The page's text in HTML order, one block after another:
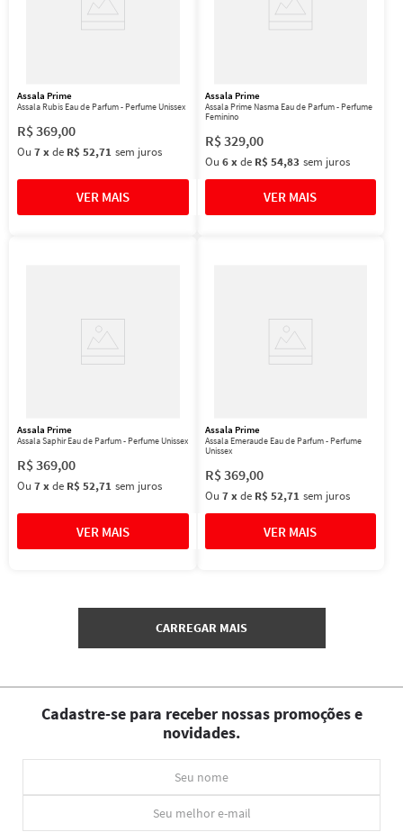
Assala Prime
Assala Rubis Eau de Parfum - Perfume Unissex
R$369,00
Ou 7xde R$ 52,71 sem juros
Assala Prime
Assala Prime Nasma Eau de Parfum - Perfume
Feminino
R$329,00
Ou 6 xde R$ 54,83 sem juros
Assala Prime
Assala Saphir Eau de Parfum - Perfume Unissex
R$369,00
Ou 7xde R$ 52,71 sem juros
Assala Prime
Assala Emeraude Eau de Parfum - Perfume
Unissex
R$369,00
Ou 7 xde R$ 52,71 sem juros
Cadastre-se para receber nossas promoções e
novidades.